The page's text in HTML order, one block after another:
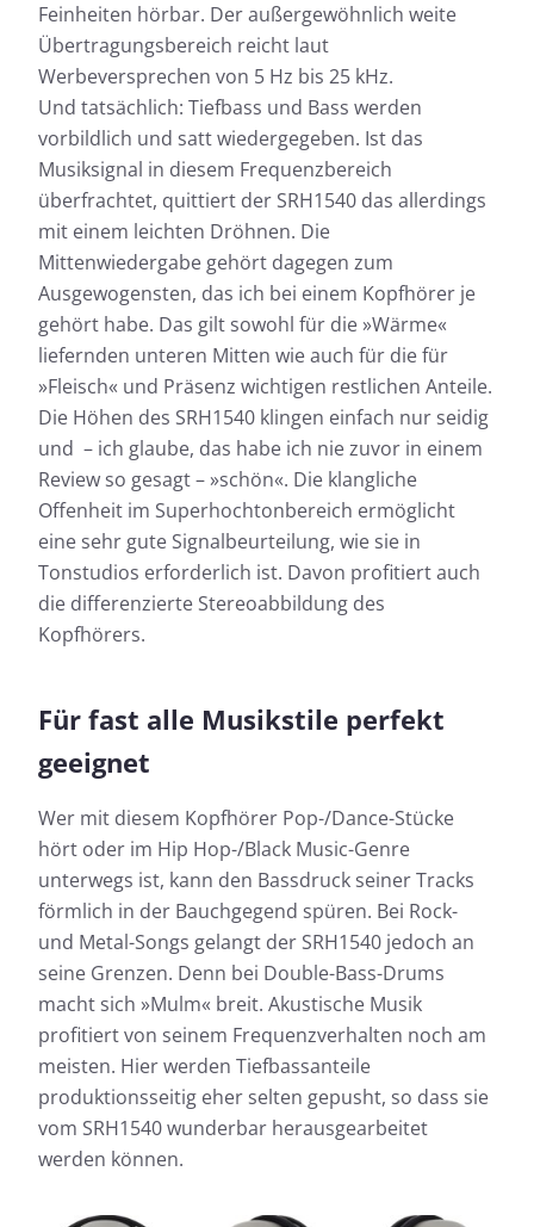
Feinheiten hörbar. Der außergewöhnlich weite
Übertragungsbereich reicht laut
Werbeversprechen von 5 Hz bis 25 kHz.
Und tatsächlich: Tiefbass und Bass werden
vorbildlich und satt wiedergegeben. Ist das
Musiksignal in diesem Frequenzbereich
überfrachtet, quittiert der SRH1540 das allerdings
mit einem leichten Dröhnen. Die
Mittenwiedergabe gehört dagegen zum
Ausgewogensten, das ich bei einem Kopfhörer je
gehört habe. Das gilt sowohl für die »Wärme«
liefernden unteren Mitten wie auch für die für
»Fleisch« und Präsenz wichtigen restlichen Anteile.
Die Höhen des SRH1540 klingen einfach nur seidig
und – ich glaube, das habe ich nie zuvor in einem
Review so gesagt – »schön«. Die klangliche
Offenheit im Superhochtonbereich ermöglicht
eine sehr gute Signalbeurteilung, wie sie in
Tonstudios erforderlich ist. Davon profitiert auch
die differenzierte Stereoabbildung des
Kopfhörers.
Für fast alle Musikstile perfekt
geeignet
Wer mit diesem Kopfhörer Pop-/Dance-Stücke
hört oder im Hip Hop-/Black Music-Genre
unterwegs ist, kann den Bassdruck seiner Tracks
förmlich in der Bauchgegend spüren. Bei Rock-
und Metal-Songs gelangt der SRH1540 jedoch an
seine Grenzen. Denn bei Double-Bass-Drums
macht sich »Mulm« breit. Akustische Musik
profitiert von seinem Frequenzverhalten noch am
meisten. Hier werden Tiefbassanteile
produktionsseitig eher selten gepusht, so dass sie
vom SRH1540 wunderbar herausgearbeitet
werden können.